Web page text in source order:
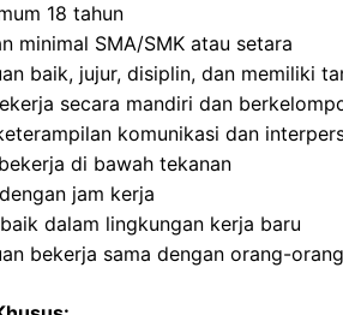
18 tahun
minimal SMA/SMK atau setara
baik, jujur, disiplin, dan memiliki
secara mandiri dan
komunikasi dan
di bawah tekanan
jam kerja
dalam lingkungan kerja baru
bekerja sama dengan orang-